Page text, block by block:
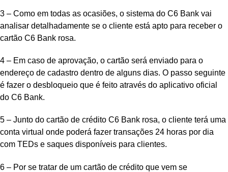
3 – Como em todas as ocasiões, o sistema do C6 Bank vai
analisar detalhadamente se o cliente está apto para receber o
cartão C6 Bank rosa.
4 – Em caso de aprovação, o cartão será enviado para o
endereço de cadastro dentro de alguns dias. O passo seguinte
é fazer o desbloqueio que é feito através do aplicativo oficial
do C6 Bank.
5 – Junto do cartão de crédito C6 Bank rosa, o cliente terá uma
conta virtual onde poderá fazer transações 24 horas por dia
com TEDs e saques disponíveis para clientes.
6 – Por se tratar de um cartão de crédito que vem se